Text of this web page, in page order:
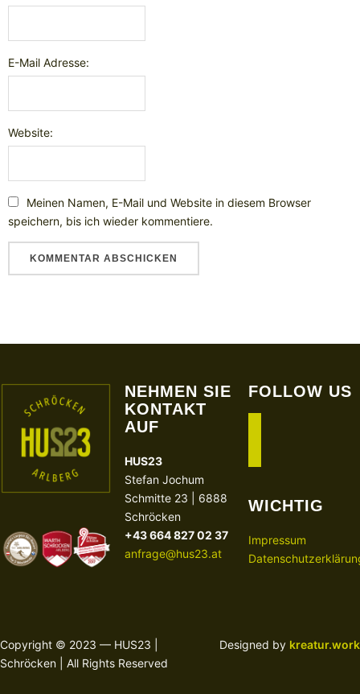
E-Mail Adresse:
Website:
Meinen Namen, E-Mail und Website in diesem Browser
speichern, bis ich wieder kommentiere.
NEHMEN SIE
KONTAKT
AUF
HUS23
Stefan Jochum
Schmitte 23 | 6888
Schröcken
+43 664 827 02 37
anfrage@hus23.at
FOLLOW US
WICHTIG
Impressum
Copyright © 2023 — HUS23 |
Schröcken | All Rights Reserved
Designed by kreatur.work